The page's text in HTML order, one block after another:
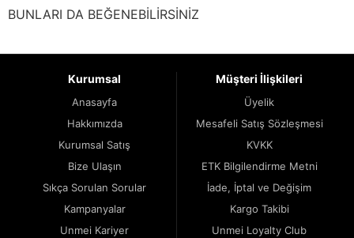
BUNLARI DA BEĞENEBİLİRSİNİZ
Kurumsal
Anasayfa
Hakkımızda
Kurumsal Satış
Bize Ulaşın
Sıkça Sorulan Sorular
Kampanyalar
Unmei Kariyer
Müşteri İlişkileri
Üyelik
Mesafeli Satış Sözleşmesi
KVKK
ETK Bilgilendirme Metni
İade, İptal ve Değişim
Kargo Takibi
Unmei Loyalty Club